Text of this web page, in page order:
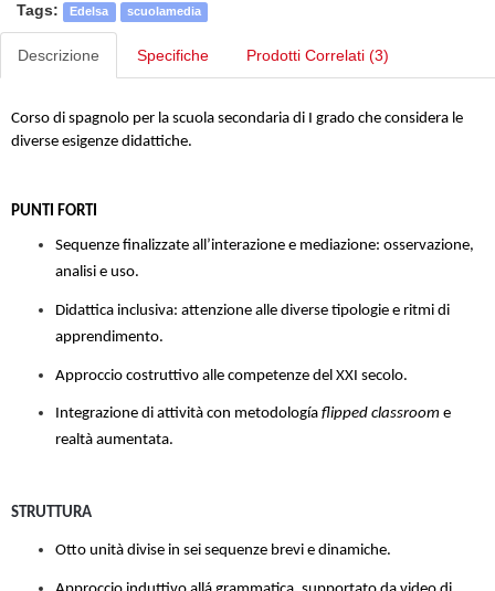
Tags:
Edelsa scuolamedia
Descrizione Specifiche Prodotti Correlati (3)
Corso di spagnolo per la scuola secondaria di I grado che considera le
diverse esigenze didattiche.
PUNTI FORTI
Sequenze finalizzate all’interazione e mediazione: osservazione,
analisi e uso.
Didattica inclusiva: attenzione alle diverse tipologie e ritmi di
apprendimento.
Approccio costruttivo alle competenze del XXI secolo.
Integrazione di attività con metodología flipped classroom e
realtà aumentata.
STRUTTURA
Otto unità divise in sei sequenze brevi e dinamiche.